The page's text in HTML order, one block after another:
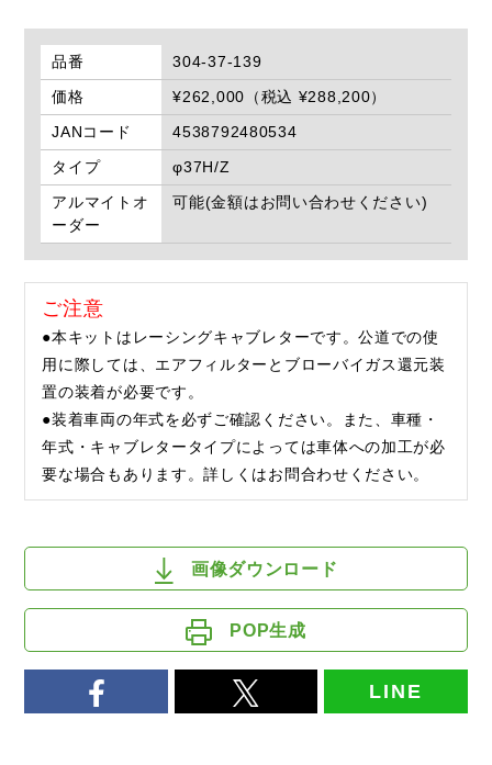
品番
304-37-139
価格
¥262,000（税込 ¥288,200）
JANコード
4538792480534
タイプ
φ37H/Z
アルマイトオ
ーダー
可能(金額はお問い合わせください)
ご注意
●本キットはレーシングキャブレターです。公道での使
用に際しては、エアフィルターとブローバイガス還元装
置の装着が必要です。
●装着車両の年式を必ずご確認ください。また、車種・
年式・キャブレタータイプによっては車体への加工が必
要な場合もあります。詳しくはお問合わせください。
画像ダウンロード
POP生成
LINE